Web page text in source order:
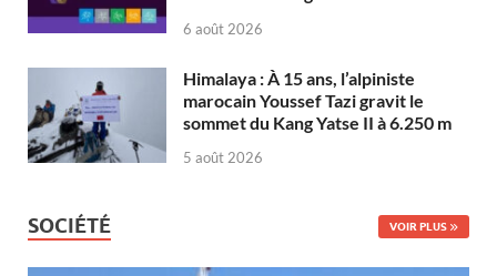
6 août 2026
Himalaya : À 15 ans, l’alpiniste
marocain Youssef Tazi gravit le
sommet du Kang Yatse II à 6.250 m
5 août 2026
SOCIÉTÉ VOIR PLUS